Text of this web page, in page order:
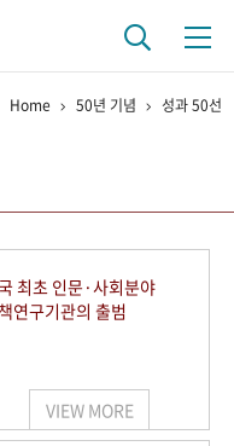
연구자들
물 영상 기록물
Home 50년 기념 성과 50선
최초 인문·사회분야
연구기관의 출범
VIEW MORE